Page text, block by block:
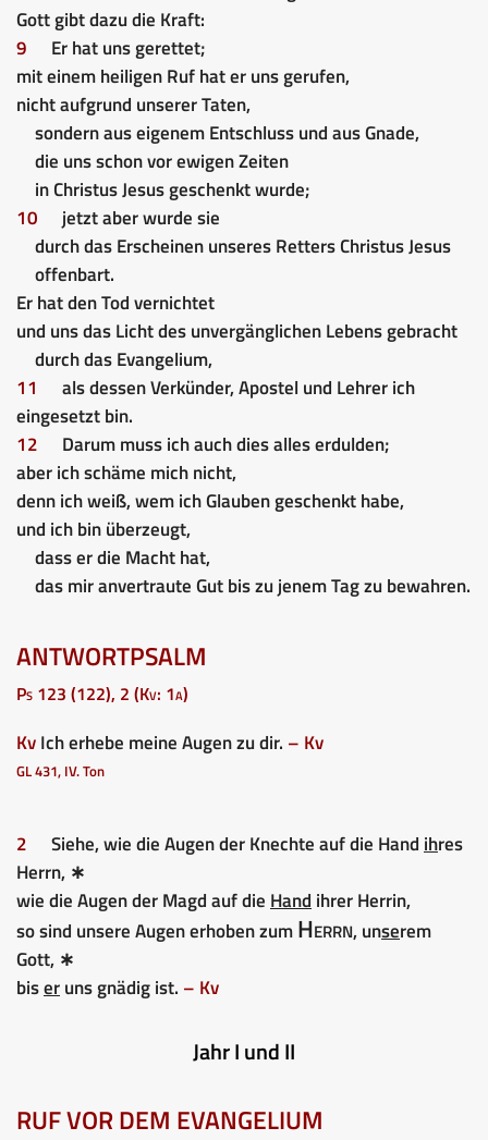
Gott gibt dazu die Kraft:
9
Er hat uns gerettet;
mit einem heiligen Ruf hat er uns gerufen,
nicht aufgrund unserer Taten,
sondern aus eigenem Entschluss und aus Gnade,
die uns schon vor ewigen Zeiten
in Christus Jesus geschenkt wurde;
10
jetzt aber wurde sie
durch das Erscheinen unseres Retters Christus Jesus
offenbart.
Er hat den Tod vernichtet
und uns das Licht des unvergänglichen Lebens gebracht
durch das Evangelium,
11
als dessen Verkünder, Apostel und Lehrer ich
eingesetzt bin.
12
Darum muss ich auch dies alles erdulden;
aber ich schäme mich nicht,
denn ich weiß, wem ich Glauben geschenkt habe,
und ich bin überzeugt,
dass er die Macht hat,
das mir anvertraute Gut bis zu jenem Tag zu bewahren.
ANTWORTPSALM
Ps 123 (122), 2 (Kv: 1a)
KvIch erhebe meine Augen zu dir. – Kv
GL 431, IV. Ton
2 Siehe, wie die Augen der Knechte auf die Hand ihres
Herrn, ∗
wie die Augen der Magd auf die Hand ihrer Herrin,
so sind unsere Augen erhoben zumHerrn, unserem
Gott, ∗
biseruns gnädig ist. – Kv
Jahr I und II
RUF VOR DEM EVANGELIUM